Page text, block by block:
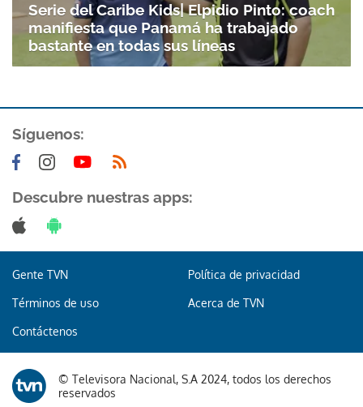
Serie del Caribe Kids| Elpidio Pinto: coach
manifiesta que Panamá ha trabajado
bastante en todas sus líneas
Síguenos:
Descubre nuestras apps:
Gente TVN Política de privacidad
Términos de uso Acerca de TVN
Contáctenos
© Televisora Nacional, S.A 2024, todos los derechos
reservados